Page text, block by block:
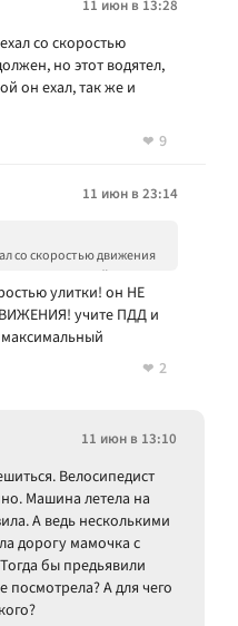
11 июн в 13:28
со скоростью
но этот водятел,
он ехал, так же и
9
11 июн в 23:14
со скоростью движения
водятел, на той скорости
пешехода снёс.улитки! он НЕ
учите ПДД и
2
11 июн в 13:10
Велосипедист
Машина летела на
А ведь несколькими
дорогу мамочка с
бы предьявили
А для чего